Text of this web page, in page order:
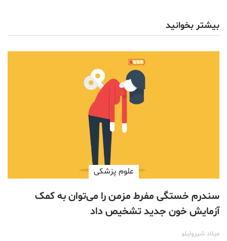
بیشتر بخوانید
علوم پزشكی
سندرم خستگی مفرط مزمن را می‌توان به کمک
آزمایش خون جدید تشخیص داد
میلاد شیرولیلو